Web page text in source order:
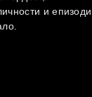
и епизоди